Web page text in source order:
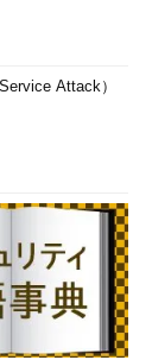
Attack）